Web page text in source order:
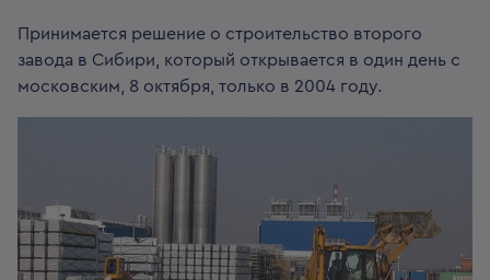
Принимается решение о строительство второго
завода в Сибири, который открывается в один день с
московским, 8 октября, только в 2004 году.